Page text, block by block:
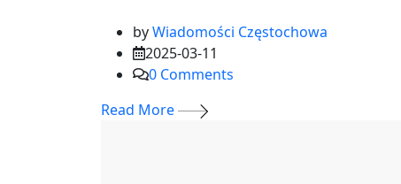
byWiadomości Częstochowa
2025-03-11
0 Comments
Read More